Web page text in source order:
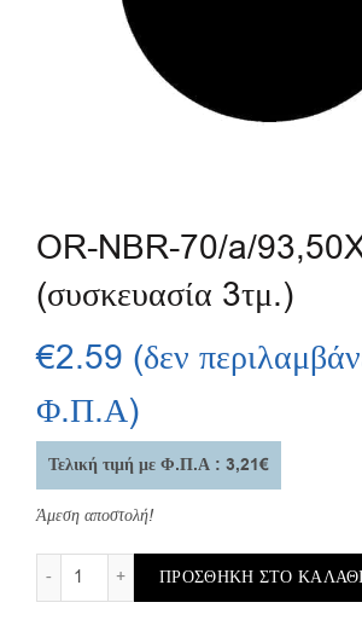
OR-NBR-70/a/
(συσκευασία 3τμ.)
€2.59 (δεν
Φ.Π.Α)
Τελική τιμή με Φ.Π.Α : 3,21€
Άμεση αποστολή!
OR-NBR-70/a/93,50X4,50
ΠΡΟΣΘΉΚΗ ΣΤΟ ΚΑΛΆΘΙ